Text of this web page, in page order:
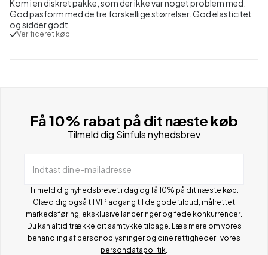
Kom i en diskret pakke, som der ikke var noget problem med.
God pasform med de tre forskellige størrelser. God elasticitet
og sidder godt
Verificeret køb
Få 10% rabat på dit næste køb
Tilmeld dig Sinfuls nyhedsbrev
Indtast din e-mailadresse
Tilmeld dig nyhedsbrevet i dag og få 10% på dit næste køb.
Glæd dig også til VIP adgang til de gode tilbud, målrettet
markedsføring, eksklusive lanceringer og fede konkurrencer.
Du kan altid trække dit samtykke tilbage. Læs mere om vores
behandling af personoplysninger og dine rettigheder i vores
persondatapolitik